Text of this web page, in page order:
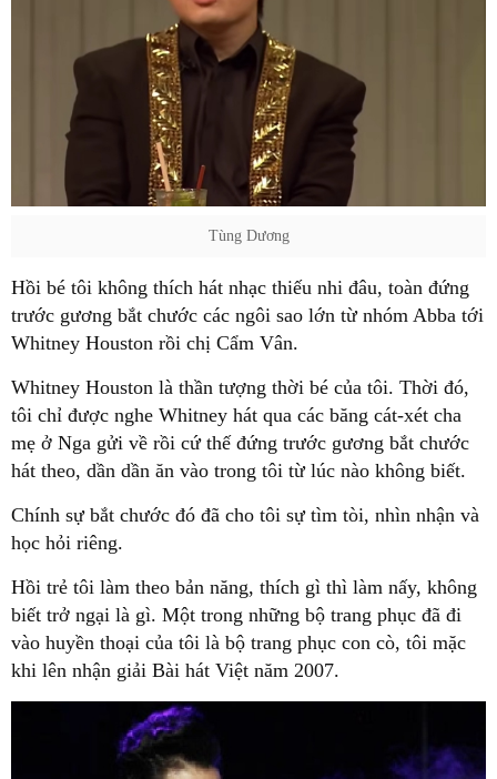
Tùng Dương
Hồi bé tôi không thích hát nhạc thiếu nhi đâu, toàn đứng
trước gương bắt chước các ngôi sao lớn từ nhóm Abba tới
Whitney Houston rồi chị Cẩm Vân.
Whitney Houston là thần tượng thời bé của tôi. Thời đó,
tôi chỉ được nghe Whitney hát qua các băng cát-xét cha
mẹ ở Nga gửi về rồi cứ thế đứng trước gương bắt chước
hát theo, dần dần ăn vào trong tôi từ lúc nào không biết.
Chính sự bắt chước đó đã cho tôi sự tìm tòi, nhìn nhận và
học hỏi riêng.
Hồi trẻ tôi làm theo bản năng, thích gì thì làm nấy, không
biết trở ngại là gì. Một trong những bộ trang phục đã đi
vào huyền thoại của tôi là bộ trang phục con cò, tôi mặc
khi lên nhận giải Bài hát Việt năm 2007.